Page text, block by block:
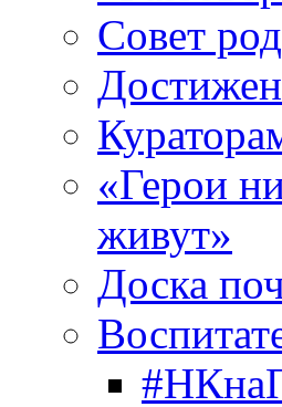
Совет
«Герои
живут»
Доска